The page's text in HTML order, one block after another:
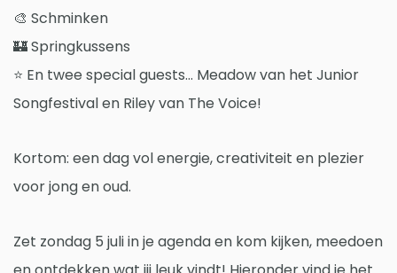
🎨 Schminken
🏰 Springkussens
⭐ En twee special guests… Meadow van het Junior
Songfestival en Riley van The Voice!
Kortom: een dag vol energie, creativiteit en plezier
voor jong en oud.
Zet zondag 5 juli in je agenda en kom kijken, meedoen